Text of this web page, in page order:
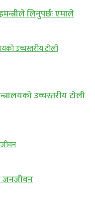
लिनुपर्छः एमाले
उच्चस्तरीय टोली
जनजीवन